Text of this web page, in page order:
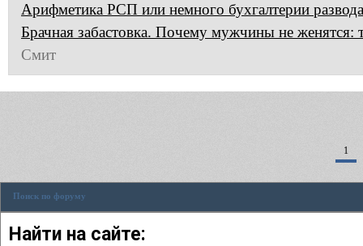
Арифметика РСП или немного бухгалтерии
Брачная забастовка. Почему мужчины не женятся:
Смит
1
Поиск по форуму
Найти на сайте: